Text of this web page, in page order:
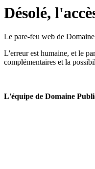
Désolé,
Le pare-feu web de Domaine
L'erreur est humaine, et le
complémentaires et la
L'équipe de Domaine